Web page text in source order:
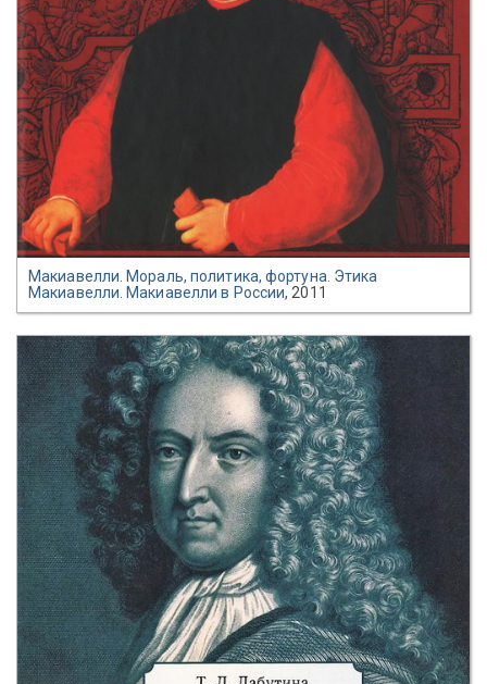
Макиавелли. Мораль, политика, фортуна. Этика
Макиавелли. Макиавелли в России, 2011